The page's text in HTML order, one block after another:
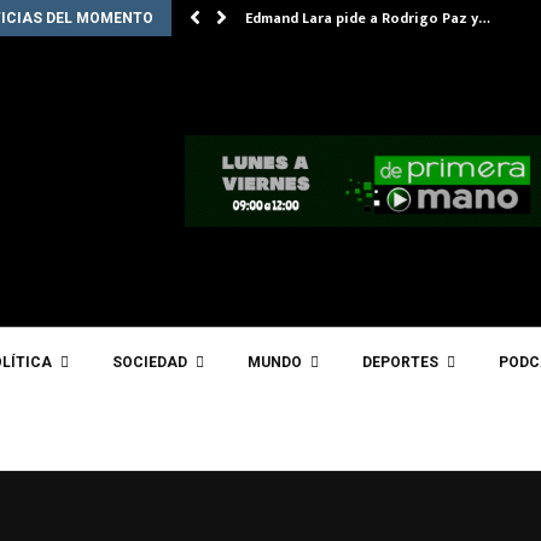
DEL MOMENTO Edmand Lara pide a Rodrigo Paz y…
SOCIEDAD MUNDO DEPORTES